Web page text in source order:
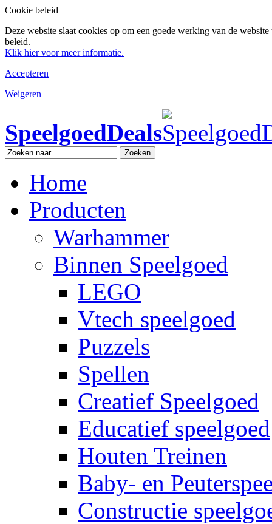
Cookie beleid
Deze website slaat cookies op om een goede werking van de
beleid.
Klik hier voor meer informatie.
Accepteren
Weigeren
SpeelgoedDeals
Zoeken
Home
Producten
Warhammer
Binnen Speelgoed
LEGO
Vtech speelgoed
Puzzels
Spellen
Creatief Speelgoed
Educatief speelgoed
Houten Treinen
Baby- en
Constructie